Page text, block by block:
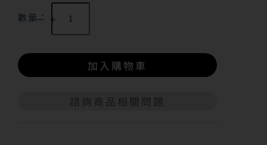
數量：
諮詢商品相關問題
加入購物車